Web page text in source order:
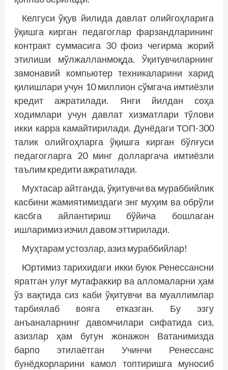
Келгуси ўқув йилида давлат олийгоҳларига
ўқишга кирган педагоглар фарзандларининг
контракт суммасига 30 фоиз чегирма жорий
этилиши мўлжалланмоқда. Ўқитувчиларнинг
замонавий компьютер техникаларини харид
қилишлари учун 10 миллион сўмгача имтиёзли
кредит ажратилади. Янги йилдан соҳа
ходимлари учун давлат хизматлари тўлови
икки карра камайтирилади. Дунёдаги ТОП-300
талик олийгоҳларга ўқишга кирган бўлғуси
педагогларга 20 минг долларгача имтиёзли
таълим кредити ажратилади.
Мухтасар айтганда, ўқитувчи ва мураббийлик
касбини жамиятимиздаги энг муҳим ва обрўли
касбга айлантириш бўйича бошлаган
ишларимиз изчил давом эттирилади.
Муҳтарам устозлар, азиз мураббийлар!
Юртимиз тарихидаги икки буюк Ренессансни
яратган улуғ мутафаккир ва алломаларни ҳам
ўз вақтида сиз каби ўқитувчи ва муаллимлар
тарбиялаб вояга етказган. Бу эзгу
анъаналарнинг давомчилари сифатида сиз,
азизлар ҳам бугун жонажон Ватанимизда
барпо этилаётган Учинчи Ренессанс
бунёдкорларини камол топтиришга муносиб